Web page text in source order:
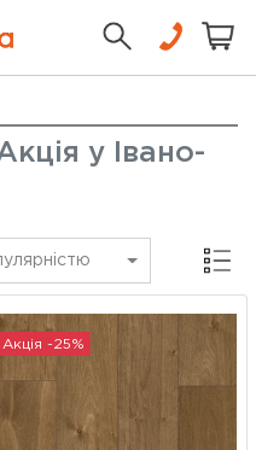
у Івано-
Сітка
Акція -25%